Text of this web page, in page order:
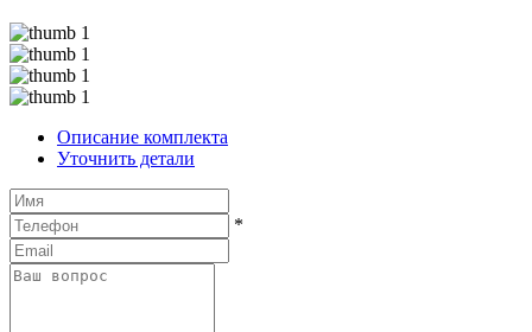
Описание комплекта
Уточнить детали
*